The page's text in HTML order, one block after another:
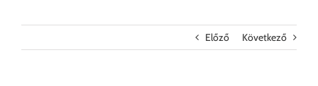
Előző Következő